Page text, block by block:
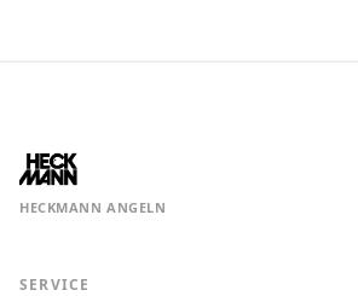
HECKMANN ANGELN
SERVICE